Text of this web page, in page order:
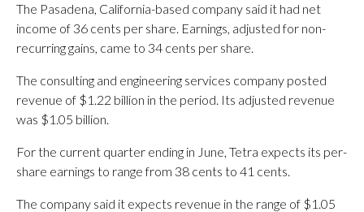
The Pasadena, California-based company said it had net
income of 36 cents per share. Earnings, adjusted for non-
recurring gains, came to 34 cents per share.
The consulting and engineering services company posted
revenue of $1.22 billion in the period. Its adjusted revenue
was $1.05 billion.
For the current quarter ending in June, Tetra expects its per-
share earnings to range from 38 cents to 41 cents.
The company said it expects revenue in the range of $1.05